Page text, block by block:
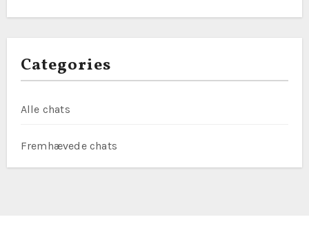
Categories
Alle chats
Fremhævede chats